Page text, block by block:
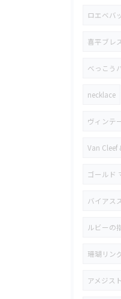
ロエベバ
喜平ブレ
べっこう
necklace
ヴィンテ
Van Cleef
ゴールド
バイアス
ルビーの
珊瑚リン
アメジス